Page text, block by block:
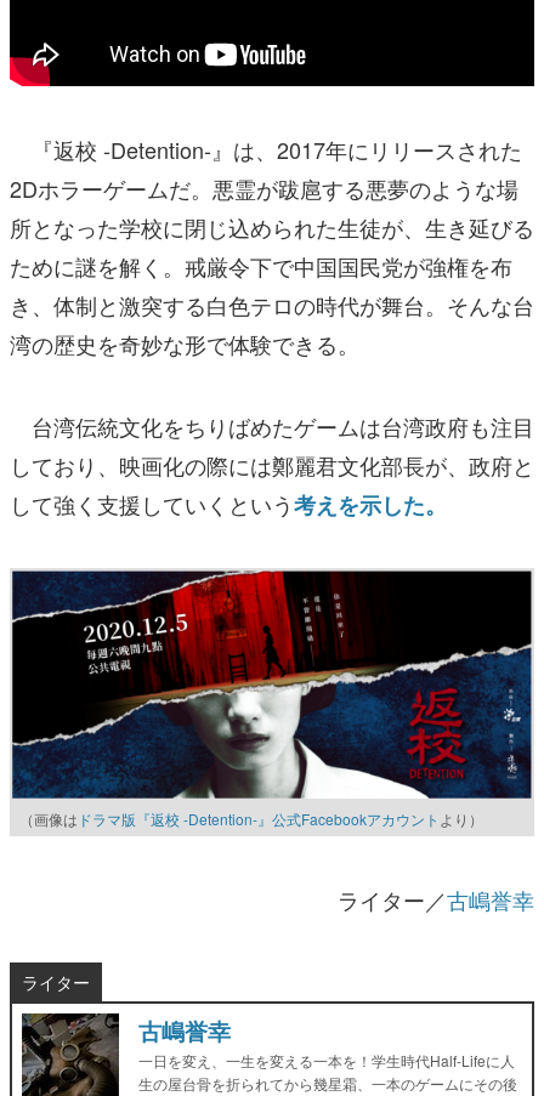
『返校 -Detention-』は、2017年にリリースされた
2Dホラーゲームだ。悪霊が跋扈する悪夢のような場
所となった学校に閉じ込められた生徒が、生き延びる
ために謎を解く。戒厳令下で中国国民党が強権を布
き、体制と激突する白色テロの時代が舞台。そんな台
湾の歴史を奇妙な形で体験できる。
台湾伝統文化をちりばめたゲームは台湾政府も注目
しており、映画化の際には鄭麗君文化部長が、政府と
して強く支援していくという考えを示した。
（画像は ドラマ版『返校 -Detention-』公式Facebookアカウント より）
ライター／古嶋誉幸
ライター
古嶋誉幸
一日を変え、一生を変える一本を！学生時代Half-Lifeに人
生の屋台骨を折られてから幾星霜、一本のゲームにその後